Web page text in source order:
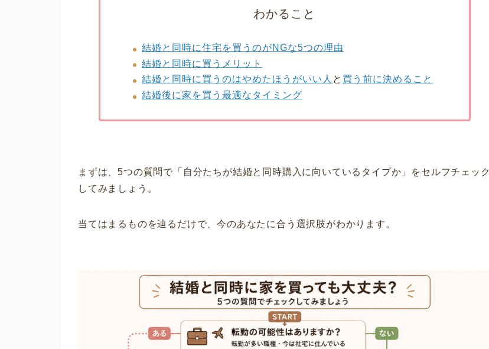
わかること
結婚と同時に住宅を買うのがNGな5つの理由
結婚と同時に買うメリット
結婚と同時に買うのはやめたほうがいい人 と 買う前に決めること
結婚後に家を買う最適なタイミング
まずは、5つの質問で「自分たちが結婚と同時購入に向いているタイプか」をセルフチェック
してみましょう。
当てはまるものを辿るだけで、今のあなたに合う選択肢がわかります。